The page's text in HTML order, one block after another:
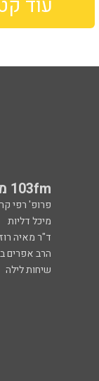
103fm מייעצים
פרופ' רפי
מיכל דליות
ד"ר מאיה
הרב אפרים
שיחות לילה